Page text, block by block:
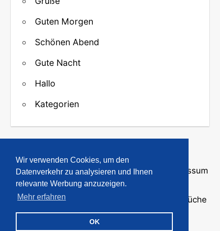
Wir verwenden Cookies, um den
Datenverkehr zu analysieren und Ihnen
relevante Werbung anzuzeigen.
Mehr erfahren
OK
Guten Morgen
Schönen Abend
Gute Nacht
Hallo
Kategorien
↑ Zurück zum Anfang
Über uns·Kontakt·Datenschutz Impressum
© 2008-2026
· Bilder und Sprüche
für WhatsApp und Profile